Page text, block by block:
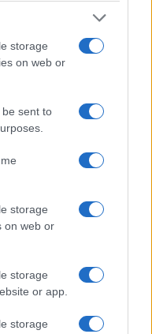
storage
on web or
sent to
storage
on web or
storage
or app.
storage